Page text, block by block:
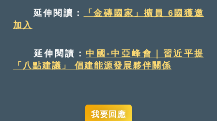
延伸閱讀：
「金磚國家」擴員 6國獲邀
加入
延伸閱讀： 中國-中亞峰會｜習近平提
「八點建議」 倡建能源發展夥伴關係
我要回應